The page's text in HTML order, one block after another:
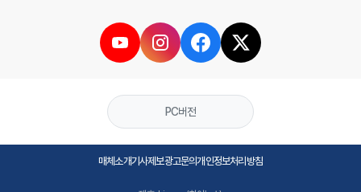
PC버전
매체소개기사제보광고문의개인정보처리방침